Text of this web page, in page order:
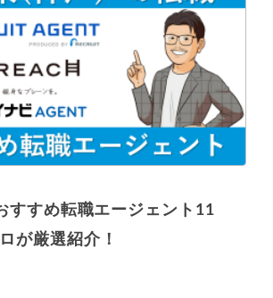
すすめ転職エージェント11
が厳選紹介！